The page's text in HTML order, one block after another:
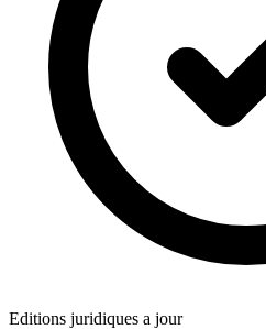
Editions juridiques a jour